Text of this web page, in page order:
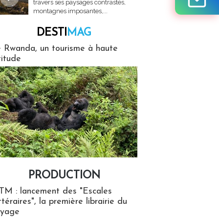
travers ses paysages contrastés,
montagnes imposantes,...
DESTIMAG
Rwanda, un tourisme à haute
PRODUCTION
: lancement des "Escales
la première librairie du